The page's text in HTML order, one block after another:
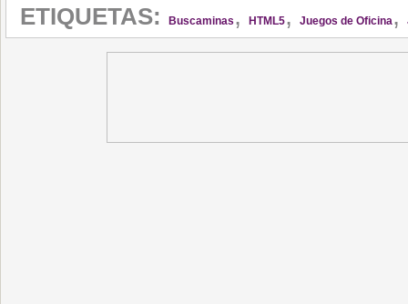
ETIQUETAS: Buscaminas , HTML5, Juegos de Oficina,